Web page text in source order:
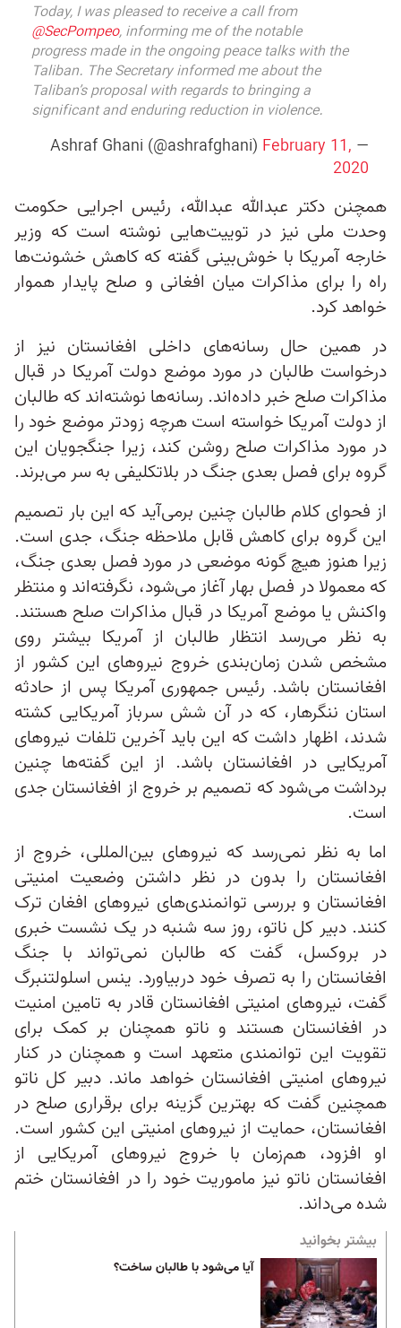
Today, I was pleased to receive a call from
@SecPompeo, informing me of the notable
progress made in the ongoing peace talks with the
Taliban. The Secretary informed me about the
Taliban’s proposal with regards to bringing a
significant and enduring reduction in violence.
— Ashraf Ghani (@ashrafghani)
February 11,
2020
همچنن دکتر عبدالله عبدالله، رئیس اجرایی حکومت
وحدت ملی نیز در توییت‌هایی نوشته است که وزیر
خارجه آمریکا با خوش‌بینی گفته که کاهش خشونت‌ها
راه را برای مذاکرات میان افغانی و صلح پایدار هموار
خواهد کرد.
در همین حال رسانه‌های داخلی افغانستان نیز از
درخواست طالبان در مورد موضع دولت آمریکا در قبال
مذاکرات صلح خبر داده‌اند. رسانه‌ها نوشته‌اند که طالبان
از دولت آمریکا خواسته‌ است هرچه زودتر موضع خود را
در مورد مذاکرات صلح روشن کند، زیرا جنگجویان این
گروه برای فصل بعدی جنگ در بلاتکلیفی به سر می‌برند.
از فحوای کلام طالبان چنین برمی‌آید که این بار تصمیم
این گروه برای کاهش قابل ملاحظه جنگ، جدی است.
زیرا هنوز هیچ گونه موضعی در مورد فصل بعدی جنگ،
که معمولا در فصل بهار آغاز می‌شود، نگرفته‌اند و منتظر
واکنش یا موضع آمریکا در قبال مذاکرات صلح هستند.
به نظر می‌رسد انتظار طالبان از آمریکا بیشتر روی
مشخص شدن زمان‌بندی خروج نیرو‌های این کشور از
افغانستان باشد. رئیس جمهوری آمریکا پس از حادثه
استان ننگرهار، که در آن شش سرباز آمریکایی کشته
شدند، اظهار داشت که این باید آخرین تلفات نیرو‌های
آمریکایی در افغانستان باشد. از این گفته‌ها چنین
برداشت می‌شود که تصمیم بر خروج از افغانستان جدی
است.
اما به نظر نمی‌رسد که نیرو‌های بین‌المللی، خروج از
افغانستان را بدون در نظر داشتن وضعیت امنیتی
افغانستان و بررسی توانمندی‌های نیرو‌های افغان ترک
کنند. دبیر کل ناتو، روز سه شنبه در یک نشست خبری
در بروکسل، گفت که طالبان نمی‌تواند با جنگ
افغانستان را به تصرف خود دربیاورد. ینس اسلولتنبرگ
گفت، نیرو‌های امنیتی افغانستان قادر به تامین امنیت
در افغانستان هستند و ناتو همچنان بر کمک برای
تقویت این توانمندی متعهد است و همچنان در کنار
نیرو‌های امنیتی افغانستان خواهد ماند. دبیر کل ناتو
همچنین گفت که بهترین گزینه برای برقراری صلح در
افغانستان، حمایت از نیرو‌های امنیتی این کشور است.
او افزود، هم‌زمان با خروج نیرو‌های آمریکایی از
افغانستان ناتو نیز ماموریت خود را در افغانستان ختم
شده می‌داند.
بیشتر بخوانید
آیا می‌شود با طالبان ساخت؟